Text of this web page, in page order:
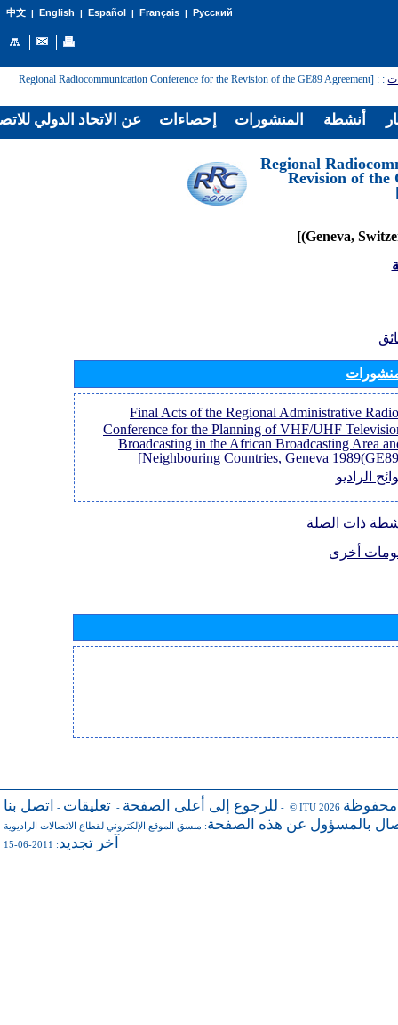
中文| English | Español | Français| Русский
:
: [Regional Radiocommunication Conference for the Revision of the GE89 Agreement
[Regional
Revision of the
[Final Acts of the Regional Administrative Radio
Conference for the Planning of VHF/UHF
Broadcasting in the African Broadcasting Area
Neighbouring Countries, Geneva
الراديو
ذات الصلة
أخرى
للرجوع إلى أعلى الصفحة - تعليقات - اتصل بنا - © ITU 2026 محفوظة
بالمسؤول عن هذه الصفحة: منسق الموقع الإلكتروني لقطاع الاتصالات الراديوية
آخر تجديد: 2011-06-15
عن الاتحاد الدولي إحصاءات المنشورات أنشطة